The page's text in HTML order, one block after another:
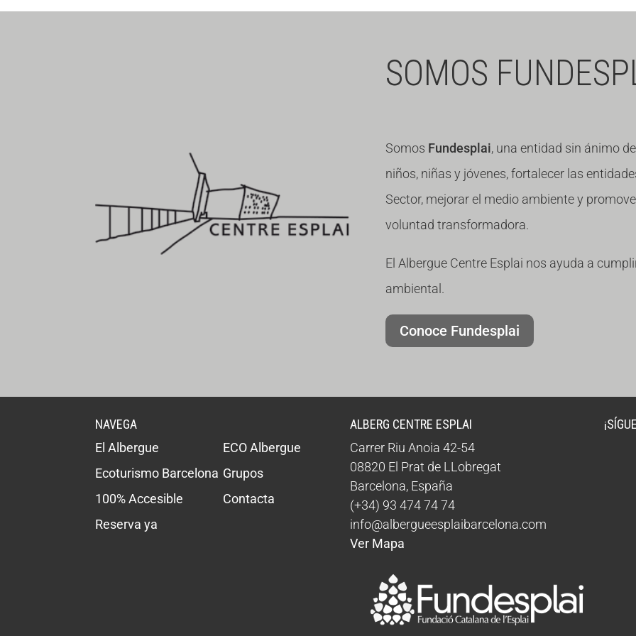
lona
SOMOS
Somos Fundesplai, una entidad sin ánimo
niños, niñas y jóvenes, fortalecer las
Sector, mejorar el medio ambiente y
voluntad transformadora.
El Albergue Centre Esplai nos ayuda a
ambiental.
Conoce Fundesplai
NAVEGA
El Albergue
ECO Albergue
Ecoturismo Barcelona Grupos
100% Accesible
Contacta
Reserva ya
ALBERG CENTRE ESPLAI
Carrer Riu Anoia 42-54
08820 El Prat de LLobregat
Barcelona, España
(+34) 93 474 74 74
info@albergueesplaibarcelona.com
Ver Mapa